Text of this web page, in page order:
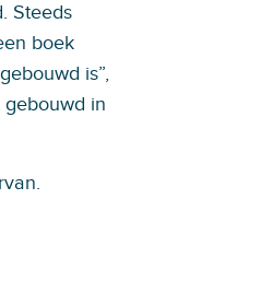
Steeds
boek
is”,
in